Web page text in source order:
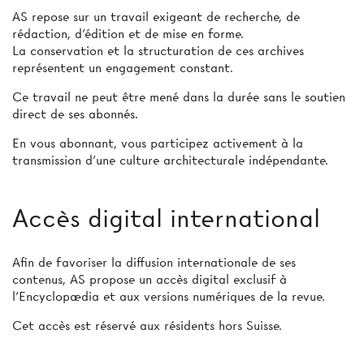
AS repose sur un travail exigeant de recherche, de
rédaction, d’édition et de mise en forme.
La conservation et la structuration de ces archives
représentent un engagement constant.
Ce travail ne peut être mené dans la durée sans le soutien
direct de ses abonnés.
En vous abonnant, vous participez activement à la
transmission d’une culture architecturale indépendante.
Accès digital international
Afin de favoriser la diffusion internationale de ses
contenus, AS propose un accès digital exclusif à
l’Encyclopædia et aux versions numériques de la revue.
Cet accès est réservé aux résidents hors Suisse.